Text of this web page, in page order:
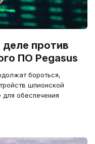
против
ПО Pegasus
бороться,
шпионской
обеспечения